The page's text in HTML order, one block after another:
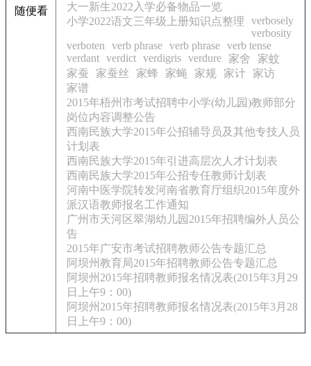
随便看
大一新生2022入学必备物品一览
小学2022语文三年级上册知识点整理
verbosely
verbosity
verboten
verb phrase verb phrase verb tense
verdant verdict verdigris verdure 家舍
家蚊
家蚕
家蚕丝 家蜂 家蝇 家规 家计
家访
家谱
2015年梧州市考试招聘中小学(幼儿园)教师部分
岗位内容调整公告
西南民族大学2015年公招辅导员及其他专技人员
计划表
西南民族大学2015年引进高层次人才计划表
西南民族大学2015年公招专任教师计划表
河南中医学院转发河南省教育厅组织2015年度外
派汉语教师报名工作通知
广州市天河区翠湖幼儿园2015年招聘编外人员公
告
2015年广安市考试招聘教师公告专题汇总
阿坝州教育局2015年招聘教师公告专题汇总
阿坝州2015年招聘教师报名情况表(2015年3月29
日上午9：00)
阿坝州2015年招聘教师报名情况表(2015年3月28
日上午9：00)